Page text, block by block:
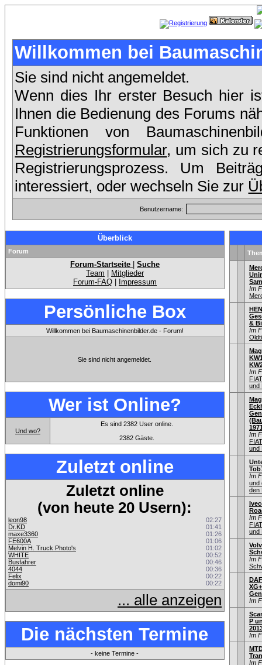
Willkommen bei
Sie sind nicht angemeldet.
Wenn dies Ihr erster Besuch hier
Ihnen die Bedienung des Forums
Funktionen von
Registrierungsformular, um sich zu
Registrierungsprozess. Um
interessiert, oder wechseln Sie zur
Benutzername:
Überblick
Forum
Forum-Startseite
Suche
Team
Mitglieder
Forum-FAQ
Impressum
Persönliche Box
Willkommen bei Baumaschinenbilder.de - Forum!
Sie sind nicht angemeldet.
Wer ist Online?
Und wo?
Es sind 2382 User online.
2382 Gäste.
Zuletzt online
Zuletzt online
(von heute 20 Usern):
leon98
02:27
Dr.KD
01:41
maxe3360
01:26
FE600A
01:06
Melvin H. Truck Photo's
01:02
WHITE
00:52
Busfahrer
00:46
4044
00:36
Felix
00:22
domi90
00:22
... alle anzeigen
Die nächsten Termine
- keine Termine -
Im
&
Im
Im
und
Im
und
Im
und
den
Im
und
Im
Im
P
Im
Im